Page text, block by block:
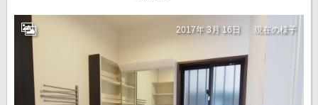
2017年 3月 16日 現在の様子